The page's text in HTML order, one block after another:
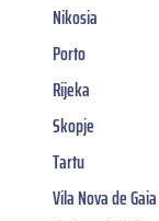
Nikosia
Porto
Rijeka
Skopje
Tartu
Vila Nova de Gaia